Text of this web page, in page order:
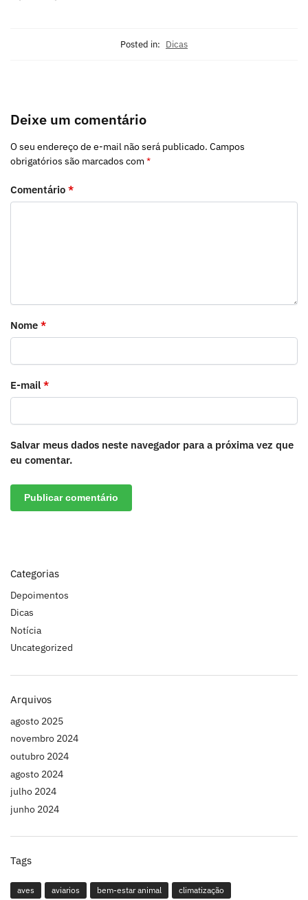
Posted in: Dicas
Deixe um comentário
O seu endereço de e-mail não será publicado. Campos
obrigatórios são marcados com*
Comentário *
Nome *
E-mail *
Salvar meus dados neste navegador para a próxima vez que
eu comentar.
Categorias
Depoimentos
Dicas
Notícia
Uncategorized
Arquivos
agosto 2025
novembro 2024
outubro 2024
agosto 2024
julho 2024
junho 2024
Tags
aves aviarios bem-estar animal
climatização